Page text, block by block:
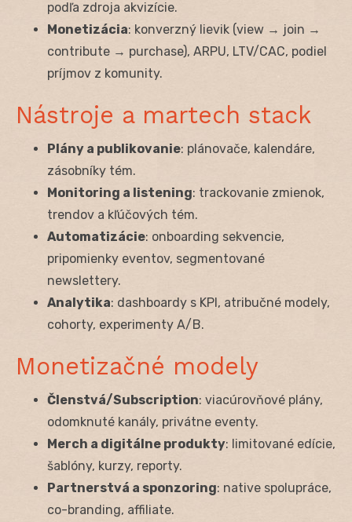
podľa zdroja akvizície.
Monetizácia: konverzný lievik (view → join →
contribute → purchase), ARPU, LTV/CAC, podiel
príjmov z komunity.
Nástroje a martech stack
Plány a publikovanie: plánovače, kalendáre,
zásobníky tém.
Monitoring a listening: trackovanie zmienok,
trendov a kľúčových tém.
Automatizácie: onboarding sekvencie,
pripomienky eventov, segmentované
newslettery.
Analytika: dashboardy s KPI, atribučné modely,
cohorty, experimenty A/B.
Monetizačné modely
Členstvá/Subscription: viacúrovňové plány,
odomknuté kanály, privátne eventy.
Merch a digitálne produkty: limitované edície,
šablóny, kurzy, reporty.
Partnerstvá a sponzoring: native spolupráce,
co-branding, affiliate.